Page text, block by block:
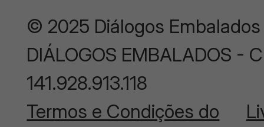
© 2025 Diálogos Embalados
DIÁLOGOS EMBALADOS -
141.928.913.118
Termos e Condições do